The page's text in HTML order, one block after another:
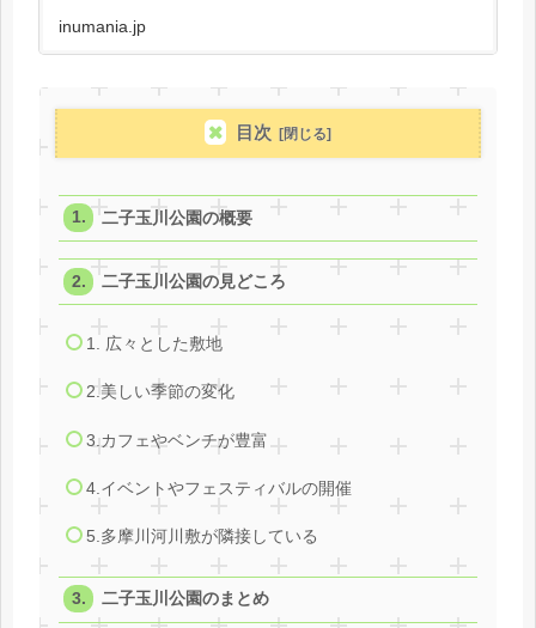
inumania.jp
目次
二子玉川公園の概要
二子玉川公園の見どころ
1. 広々とした敷地
2.美しい季節の変化
3.カフェやベンチが豊富
4.イベントやフェスティバルの開催
5.多摩川河川敷が隣接している
二子玉川公園のまとめ